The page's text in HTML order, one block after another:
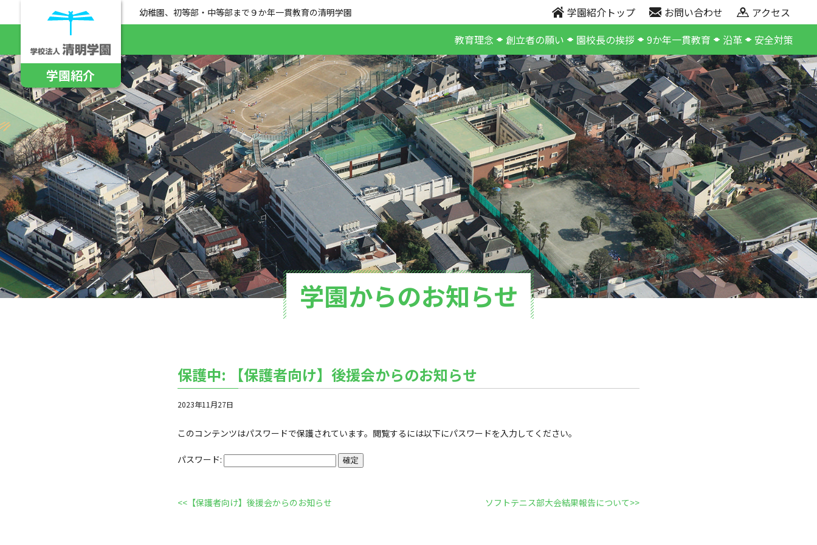
学園紹介
幼稚園、初等部・中等部まで９か年一貫教育の清明学園 学園紹介トップ お問い合わせ
アクセス
教育理念
創立者の願い 園校長の挨拶 9か年一貫教育 沿革 安全対策
学園からのお知らせ
保護中: 【保護者向け】後援会からのお知らせ
2023年11月27日
このコンテンツはパスワードで保護されています。閲覧するには以下にパスワードを入力してください。
パスワード:
ソフトテニス部大会結果報告について>>
<< 【保護者向け】後援会からのお知らせ